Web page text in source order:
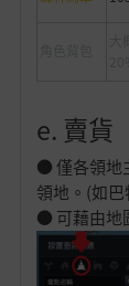
e. 賣貨
● 僅各領地
領地。(如
● 可藉由地